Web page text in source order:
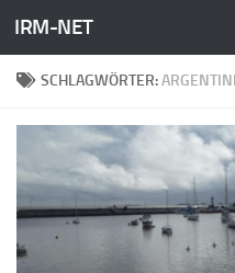
Zum Inhalt springen
IRM-NET
SCHLAGWÖRTER: